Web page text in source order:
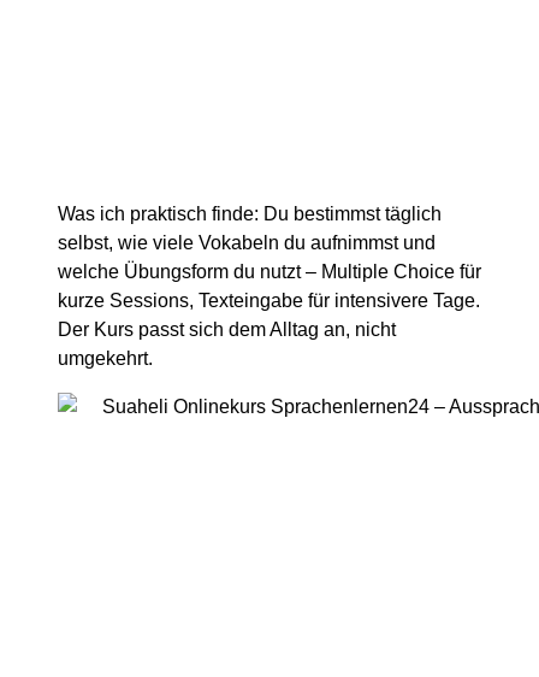
Was ich praktisch finde: Du bestimmst täglich
selbst, wie viele Vokabeln du aufnimmst und
welche Übungsform du nutzt – Multiple Choice für
kurze Sessions, Texteingabe für intensivere Tage.
Der Kurs passt sich dem Alltag an, nicht
umgekehrt.